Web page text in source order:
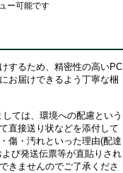
ー可能です
するため、精密性の高いPC
お届けできるよう丁寧な梱
ては、環境への配慮という
直接送り状などを添付して
傷・汚れといった理由(配達
び発送伝票等が直貼りされ
きませんのでご了承くださ